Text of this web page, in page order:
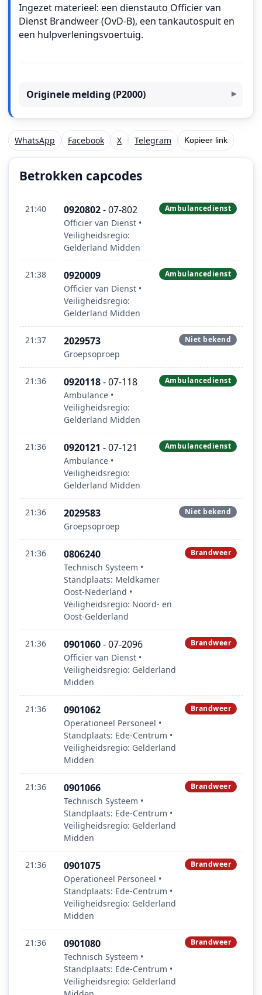
Ingezet materieel: een dienstauto Officier van
Dienst Brandweer (OvD-B), een tankautospuit en
een hulpverleningsvoertuig.
Originele melding (P2000)
WhatsApp Facebook X Telegram Kopieer link
Betrokken capcodes
21:40 0920802- 07-802
Officier van Dienst •
Veiligheidsregio:
Gelderland Midden
Ambulancedienst
21:38 0920009
Officier van Dienst •
Veiligheidsregio:
Gelderland Midden
Ambulancedienst
21:37 2029573
Groepsoproep
Niet bekend
21:36 0920118- 07-118
Ambulance •
Veiligheidsregio:
Gelderland Midden
Ambulancedienst
21:36 0920121 - 07-121
Ambulance •
Veiligheidsregio:
Gelderland Midden
Ambulancedienst
21:36 2029583
Groepsoproep
Niet bekend
21:36 0806240
Technisch Systeem •
Standplaats: Meldkamer
Oost‑Nederland •
Veiligheidsregio: Noord- en
Oost-Gelderland
Brandweer
21:36 0901060- 07-2096
Officier van Dienst •
Veiligheidsregio: Gelderland
Midden
Brandweer
21:36 0901062
Operationeel Personeel •
Standplaats: Ede-Centrum •
Veiligheidsregio: Gelderland
Midden
Brandweer
21:36 0901066
Technisch Systeem •
Standplaats: Ede-Centrum •
Veiligheidsregio: Gelderland
Midden
Brandweer
21:36 0901075
Operationeel Personeel •
Standplaats: Ede-Centrum •
Veiligheidsregio: Gelderland
Midden
Brandweer
21:36 0901080
Technisch Systeem •
Standplaats: Ede-Centrum •
Veiligheidsregio: Gelderland
Brandweer